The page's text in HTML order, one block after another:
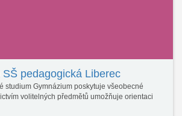
pedagogická Liberec
studium Gymnázium poskytuje všeobecné
volitelných předmětů umožňuje orientaci